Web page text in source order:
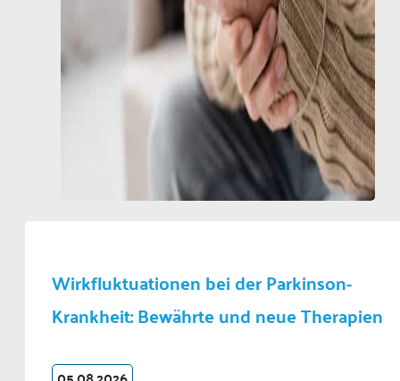
Wirkfluktuationen bei der Parkinson-
Krankheit: Bewährte und neue Therapien